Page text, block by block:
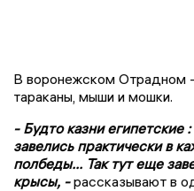
В воронежском Отрадном
тараканы, мыши и мошки.
- Будто казни египетские
завелись практически в
полбеды... Так тут еще
крысы, - рассказывают в